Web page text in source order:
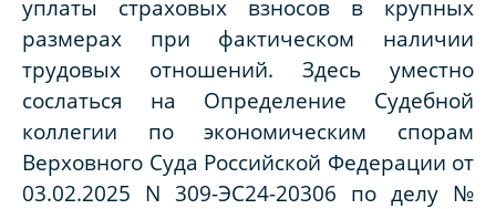
уплаты страховых взносов в крупных
размерах при фактическом наличии
трудовых отношений. Здесь уместно
сослаться на Определение Судебной
коллегии по экономическим спорам
Верховного Суда Российской Федерации от
03.02.2025 N 309-ЭС24-20306 по делу №